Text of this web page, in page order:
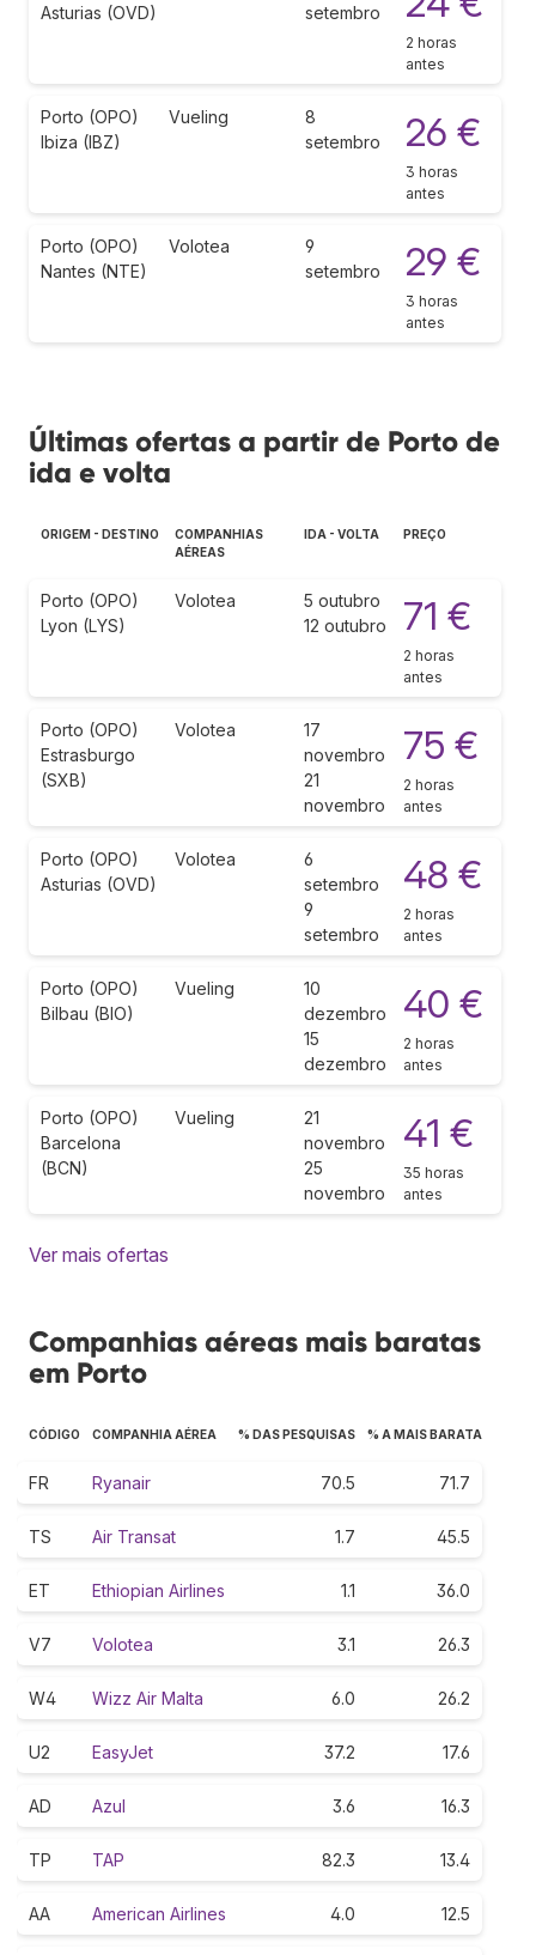
Asturias (OVD) setembro
2 horas
antes
Porto (OPO)
Ibiza (IBZ)
Vueling
8
setembro
26 €
3 horas
antes
Porto (OPO)
Nantes (NTE)
Volotea
9
setembro
29 €
3 horas
antes
Últimas ofertas a partir de Porto de
ida e volta
ORIGEM - DESTINO
COMPANHIAS
AÉREAS
IDA - VOLTA PREÇO
Porto (OPO)
Lyon (LYS)
Volotea
5 outubro
12 outubro
71 €
2 horas
antes
Porto (OPO)
Estrasburgo
(SXB)
Volotea
17
novembro
21
novembro
75 €
2 horas
antes
Porto (OPO)
Asturias (OVD)
Volotea
6
setembro
9
setembro
48 €
2 horas
antes
Porto (OPO)
Bilbau (BIO)
Vueling
10
dezembro
15
dezembro
40 €
2 horas
antes
Porto (OPO)
Barcelona
(BCN)
Vueling
21
novembro
25
novembro
41 €
35 horas
antes
Ver mais ofertas
Companhias aéreas mais baratas
em Porto
CÓDIGO COMPANHIA AÉREA % DAS PESQUISAS % A MAIS BARATA
FR Ryanair 70.5 71.7
TS Air Transat 1.7 45.5
ET Ethiopian Airlines 1.1 36.0
V7 Volotea 3.1 26.3
W4 Wizz Air Malta 6.0 26.2
U2 EasyJet 37.2 17.6
AD Azul 3.6 16.3
TP TAP 82.3 13.4
AA American Airlines 4.0 12.5